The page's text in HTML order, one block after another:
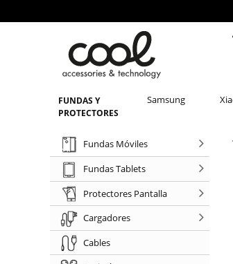
FUNDAS Y
PROTECTORES
Samsung
Fundas Móviles
Fundas Tablets
Protectores Pantalla
Cargadores
Cables